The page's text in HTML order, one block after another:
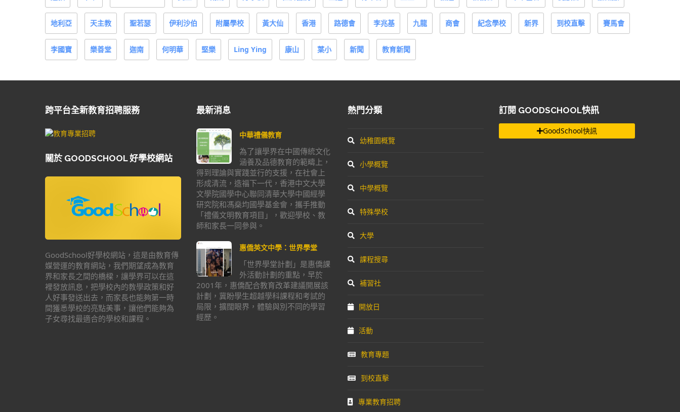
地利亞 天主教 聖若瑟 伊利沙伯 附屬學校 黃大仙 香港 路德會 李兆基 九龍 商會 紀念學校 新界 到校直擊 賽馬會
李國寶 樂善堂 迦南 何明華 堅樂 Ling Ying 康山 葉小 新聞 教育新聞
跨平台全新教育招聘服務
關於 GOODSCHOOL 好學校網站
GoodSchool好學校網站，這是由教育傳
媒營運的教育網站，我們期望成為教育
界和家長之間的橋樑，讓學界可以在這
裡發放訊息，把學校內的教學政策和好
人好事發送出去，而家長也能夠第一時
間獲悉學校的亮點美事，讓他們能夠為
子女尋找最適合的學校和課程。
最新消息
中華禮儀教育
為了讓學界在中國傳統文化
涵養及品德教育的範疇上，
得到理論與實踐並行的支援，在社會上
形成清流，造福下一代，香港中文大學
文學院國學中心聯同清華大學中國經學
研究院和馮燊均國學基金會，攜手推動
「禮儀文明教育項目」，歡迎學校、教
師和家長一同參與。
惠僑英文中學：世界學堂
「世界學堂計劃」是惠僑課
外活動計劃的重點，早於
2001年，惠僑配合教育改革建議開展該
計劃，冀盼學生超越學科課程和考試的
局限，擴闊眼界，體驗與別不同的學習
經歷。
熱門分類
幼稚園概覽
小學概覽
中學概覽
特殊學校
大學
課程搜尋
補習社
開放日
活動
教育專題
到校直擊
專業教育招聘
訂閱 GOODSCHOOL快訊
GoodSchool快訊